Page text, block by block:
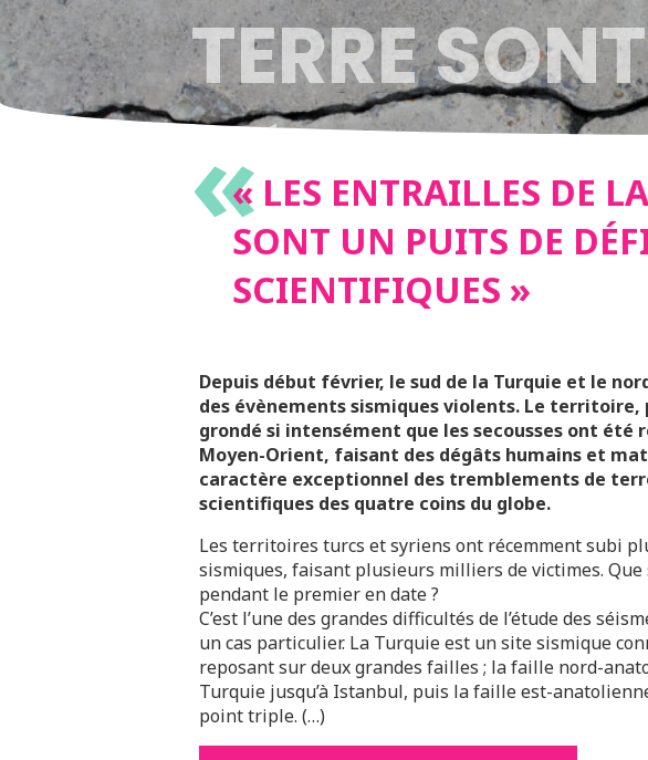
TERRE
DÉFIS
«« LES ENTRAILLES DE
SONT UN PUITS DE
SCIENTIFIQUES »
Depuis début février, le sud de la Turquie et le
des évènements sismiques violents. Le
grondé si intensément que les secousses ont été
Moyen-Orient, faisant des dégâts humains et
caractère exceptionnel des tremblements de
scientifiques des quatre coins du globe.
Les territoires turcs et syriens ont récemment subi
sismiques, faisant plusieurs milliers de victimes. Que
pendant le premier en date ?
C’est l’une des grandes difficultés de l’étude des
un cas particulier. La Turquie est un site sismique
reposant sur deux grandes failles ; la faille nord-
Turquie jusqu’à Istanbul, puis la faille est-
point triple. (…)